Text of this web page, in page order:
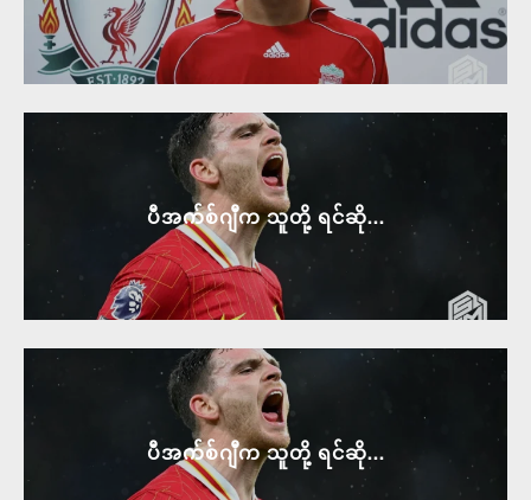
ပီအက်စ်ဂျီက သူတို့ ရင်ဆို...
ပီအက်စ်ဂျီက သူတို့ ရင်ဆို...